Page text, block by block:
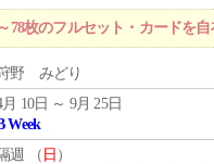
枚のフルセット・カードを自
野 みどり
月 10日 ～ 9月 25日
Week
週 （ 日 ）